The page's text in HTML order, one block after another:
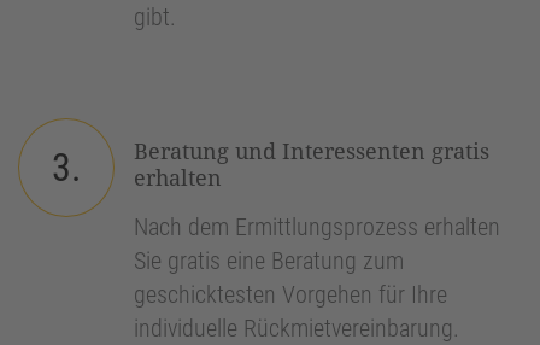
gibt.
3.
Beratung und Interessenten gratis
erhalten
Nach dem Ermittlungsprozess erhalten
Sie gratis eine Beratung zum
geschicktesten Vorgehen für Ihre
individuelle Rückmietvereinbarung.